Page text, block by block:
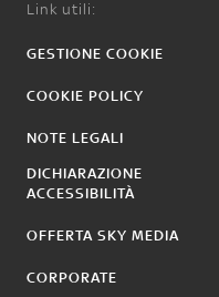
Link utili:
GESTIONE COOKIE
COOKIE POLICY
NOTE LEGALI
DICHIARAZIONE
ACCESSIBILITÀ
OFFERTA SKY MEDIA
CORPORATE